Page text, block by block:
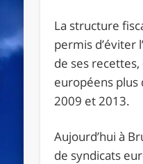
La structure
permis d’éviter
de ses
européens plus
2009 et 2013.
Aujourd’hui à
de syndicats